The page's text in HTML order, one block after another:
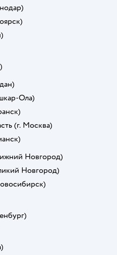
Ола)
(г. Москва)
Новгород)
Новгород)